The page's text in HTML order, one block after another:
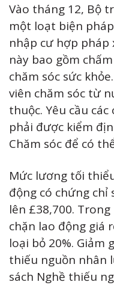
Vào tháng 12, Bộ
một loạt biện
nhập cư hợp pháp
này bao gồm
chăm sóc sức
viên chăm sóc từ
thuộc. Yêu cầu
phải được kiểm
Chăm sóc để có
Mức lương tối
động có chứng chỉ
lên £38,700.
chặn lao động giá
loại bỏ 20%. Giảm
thiếu nguồn nhân
sách Nghề thiếu